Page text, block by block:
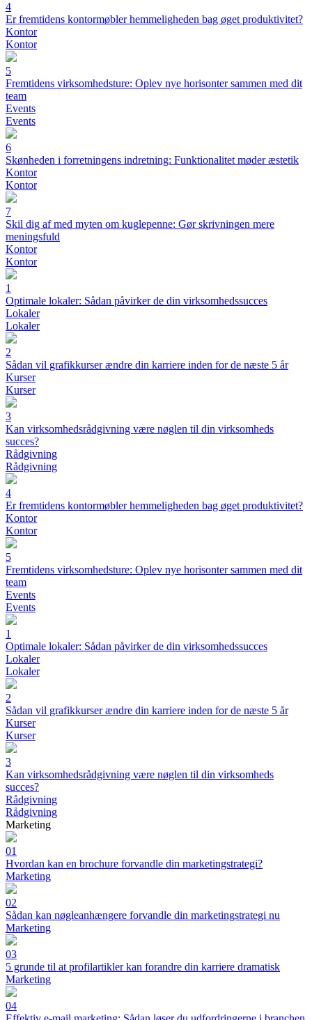
4
Er fremtidens kontormøbler hemmeligheden bag øget produktivitet?
Kontor
Kontor
5
Fremtidens virksomhedsture: Oplev nye horisonter sammen med dit
team
Events
Events
6
Skønheden i forretningens indretning: Funktionalitet møder æstetik
Kontor
Kontor
7
Skil dig af med myten om kuglepenne: Gør skrivningen mere
meningsfuld
Kontor
Kontor
1
Optimale lokaler: Sådan påvirker de din virksomhedssucces
Lokaler
Lokaler
2
Sådan vil grafikkurser ændre din karriere inden for de næste 5 år
Kurser
Kurser
3
Kan virksomhedsrådgivning være nøglen til din virksomheds
succes?
Rådgivning
Rådgivning
4
Er fremtidens kontormøbler hemmeligheden bag øget produktivitet?
Kontor
Kontor
5
Fremtidens virksomhedsture: Oplev nye horisonter sammen med dit
team
Events
Events
1
Optimale lokaler: Sådan påvirker de din virksomhedssucces
Lokaler
Lokaler
2
Sådan vil grafikkurser ændre din karriere inden for de næste 5 år
Kurser
Kurser
3
Kan virksomhedsrådgivning være nøglen til din virksomheds
succes?
Rådgivning
Rådgivning
Marketing
01
Hvordan kan en brochure forvandle din marketingstrategi?
Marketing
02
Sådan kan nøgleanhængere forvandle din marketingstrategi nu
Marketing
03
5 grunde til at profilartikler kan forandre din karriere dramatisk
Marketing
04